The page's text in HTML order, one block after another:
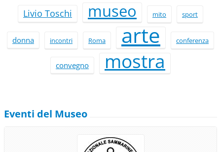
Livio Toschi museo mito sport
donna incontri Roma arte conferenza
convegno mostra
Eventi del Museo